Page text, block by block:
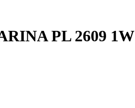
PL 2609 1W